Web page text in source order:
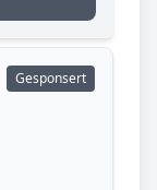
Gesponsert